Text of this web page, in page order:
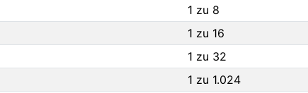
1 zu 8
1 zu 16
1 zu 32
1 zu 1.024